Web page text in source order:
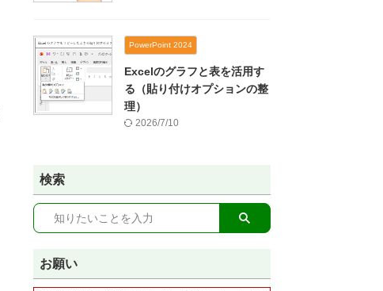
PowerPoint 2024
Excelのグラフと表を活用す
る（貼り付けオプションの整
理）
2026/7/10
検索
お願い